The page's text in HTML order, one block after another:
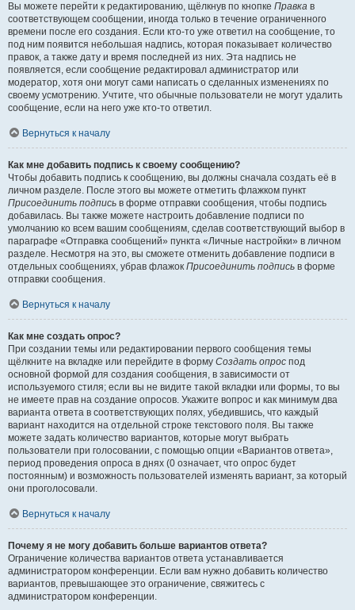
Вы можете перейти к редактированию, щёлкнув по кнопке Правка в
соответствующем сообщении, иногда только в течение ограниченного
времени после его создания. Если кто-то уже ответил на сообщение, то
под ним появится небольшая надпись, которая показывает количество
правок, а также дату и время последней из них. Эта надпись не
появляется, если сообщение редактировал администратор или
модератор, хотя они могут сами написать о сделанных изменениях по
своему усмотрению. Учтите, что обычные пользователи не могут удалить
сообщение, если на него уже кто-то ответил.
Вернуться к началу
Как мне добавить подпись к своему сообщению?
Чтобы добавить подпись к сообщению, вы должны сначала создать её в
личном разделе. После этого вы можете отметить флажком пункт
Присоединить подпись в форме отправки сообщения, чтобы подпись
добавилась. Вы также можете настроить добавление подписи по
умолчанию ко всем вашим сообщениям, сделав соответствующий выбор в
параграфе «Отправка сообщений» пункта «Личные настройки» в личном
разделе. Несмотря на это, вы сможете отменить добавление подписи в
отдельных сообщениях, убрав флажок Присоединить подпись в форме
отправки сообщения.
Вернуться к началу
Как мне создать опрос?
При создании темы или редактировании первого сообщения темы
щёлкните на вкладке или перейдите в форму Создать опрос под
основной формой для создания сообщения, в зависимости от
используемого стиля; если вы не видите такой вкладки или формы, то вы
не имеете прав на создание опросов. Укажите вопрос и как минимум два
варианта ответа в соответствующих полях, убедившись, что каждый
вариант находится на отдельной строке текстового поля. Вы также
можете задать количество вариантов, которые могут выбрать
пользователи при голосовании, с помощью опции «Вариантов ответа»,
период проведения опроса в днях (0 означает, что опрос будет
постоянным) и возможность пользователей изменять вариант, за который
они проголосовали.
Вернуться к началу
Почему я не могу добавить больше вариантов ответа?
Ограничение количества вариантов ответа устанавливается
администратором конференции. Если вам нужно добавить количество
вариантов, превышающее это ограничение, свяжитесь с
администратором конференции.